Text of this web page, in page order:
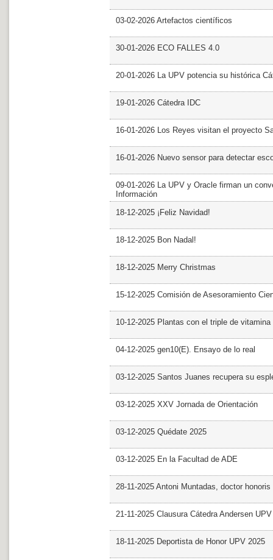
03-02-2026 Artefactos científicos
30-01-2026 ECO FALLES 4.0
20-01-2026 La UPV potencia su histórica
19-01-2026 Cátedra IDC
16-01-2026 Los Reyes visitan el proyecto
16-01-2026 Nuevo sensor para detectar
09-01-2026 La UPV y Oracle firman un
Información
18-12-2025 ¡Feliz Navidad!
18-12-2025 Bon Nadal!
18-12-2025 Merry Christmas
15-12-2025 Comisión de Asesoramiento
10-12-2025 Plantas con el triple de vitamina
04-12-2025 gen10(E). Ensayo de lo real
03-12-2025 Santos Juanes recupera su
03-12-2025 XXV Jornada de Orientación
03-12-2025 Quédate 2025
03-12-2025 En la Facultad de ADE
28-11-2025 Antoni Muntadas, doctor
21-11-2025 Clausura Cátedra Andersen UPV
18-11-2025 Deportista de Honor UPV 2025